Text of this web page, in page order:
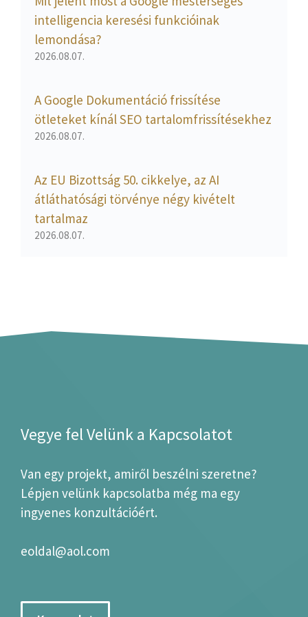
intelligencia keresési funkcióinak
lemondása?
2026.08.07.
A Google Dokumentáció frissítése
ötleteket kínál SEO tartalomfrissítésekhez
2026.08.07.
Az EU Bizottság 50. cikkelye, az AI
átláthatósági törvénye négy kivételt
tartalmaz
2026.08.07.
Vegye fel Velünk a Kapcsolatot
Van egy projekt, amiről beszélni szeretne?
Lépjen velünk kapcsolatba még ma egy
ingyenes konzultációért.
eoldal@aol.com